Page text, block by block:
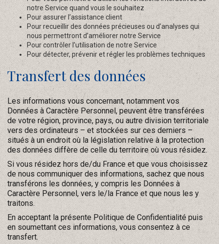
notre Service quand vous le souhaitez
Pour assurer l’assistance client
Pour recueillir des données précieuses ou d’analyses qui
nous permettront d’améliorer notre Service
Pour contrôler l’utilisation de notre Service
Pour détecter, prévenir et régler les problèmes techniques
Transfert des données
Les informations vous concernant, notamment vos
Données à Caractère Personnel, peuvent être transférées
de votre région, province, pays, ou autre division territoriale
vers des ordinateurs – et stockées sur ces derniers –
situés à un endroit où la législation relative à la protection
des données diffère de celle du territoire où vous résidez.
Si vous résidez hors de/du France et que vous choisissez
de nous communiquer des informations, sachez que nous
transférons les données, y compris les Données à
Caractère Personnel, vers le/la France et que nous les y
traitons.
En acceptant la présente Politique de Confidentialité puis
en soumettant ces informations, vous consentez à ce
transfert.